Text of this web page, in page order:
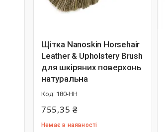
Щітка Nanoskin Horsehair
Leather & Upholstery Brush
для шкіряних поверхонь
натуральна
180-HH
755,35 ₴
Немає в наявності